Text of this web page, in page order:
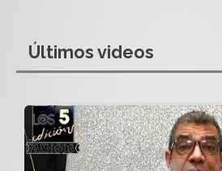
Últimos videos